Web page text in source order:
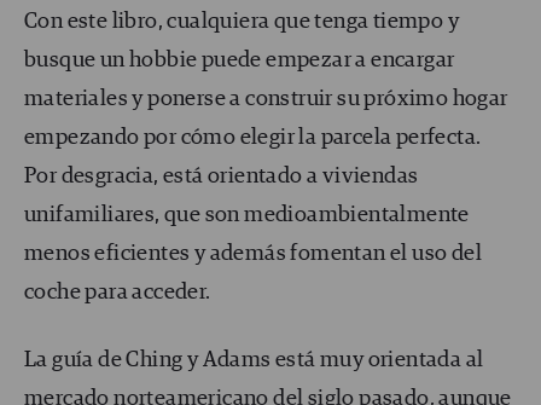
Con este libro, cualquiera que tenga tiempo y
busque un hobbie puede empezar a encargar
materiales y ponerse a construir su próximo hogar
empezando por cómo elegir la parcela perfecta.
Por desgracia, está orientado a viviendas
unifamiliares, que son medioambientalmente
menos eficientes y además fomentan el uso del
coche para acceder.
La guía de Ching y Adams está muy orientada al
mercado norteamericano del siglo pasado, aunque